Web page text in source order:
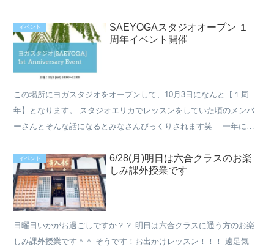
イベント
SAEYOGAスタジオオープン １
周年イベント開催
この場所にヨガスタジオをオープンして、10月3日になんと【１周
年】となります。 スタジオエリカでレッスンをしていた頃のメンバ
ーさんとそんな話になるとみなさんびっくりされます笑 一年にな
イベント
6/28(月)明日は六合クラスのお楽
しみ課外授業です
日曜日いかがお過ごしですか？？ 明日は六合クラスに通う方のお楽
しみ課外授業です＾＾ そうです！お出かけレッスン！！！ 遠足気